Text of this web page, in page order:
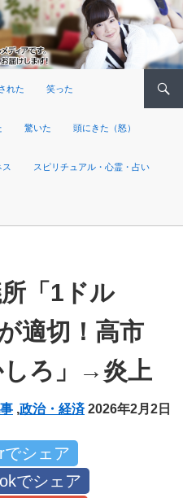
れた 笑った
驚いた 頭にきた（怒）
スピリチュアル・心霊・占い
「1ドル
適切！高市
しろ」→炎上
,政治・経済2026年2月2日
でシェア
でシェア